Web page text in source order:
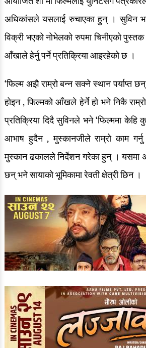
अधिकांसले यसलाई रुचाएका हुन् । सुविन
विक्री भएको नोभेलको रुपमा चिनीएको
आँखाले हेर्नु पर्ने प्रतिक्रिया आइरहेको छ ।
‘फिल्म अझै राम्रो बन्न सक्ने स्थान पर्याप्त
होइन , फिल्मको आँखले हेर्ने हो भने निकै
प्रतिक्रिया दिदै सुविनले भने ‘फिल्ममा
आभाष हुदैन , मुस्कानजीले राम्रो काम
मुस्कान ढकालले निर्देशन गरेका हुन् । यसमा
छन् भने सायाको भूमिकामा रेवती क्षेत्री छिन ।